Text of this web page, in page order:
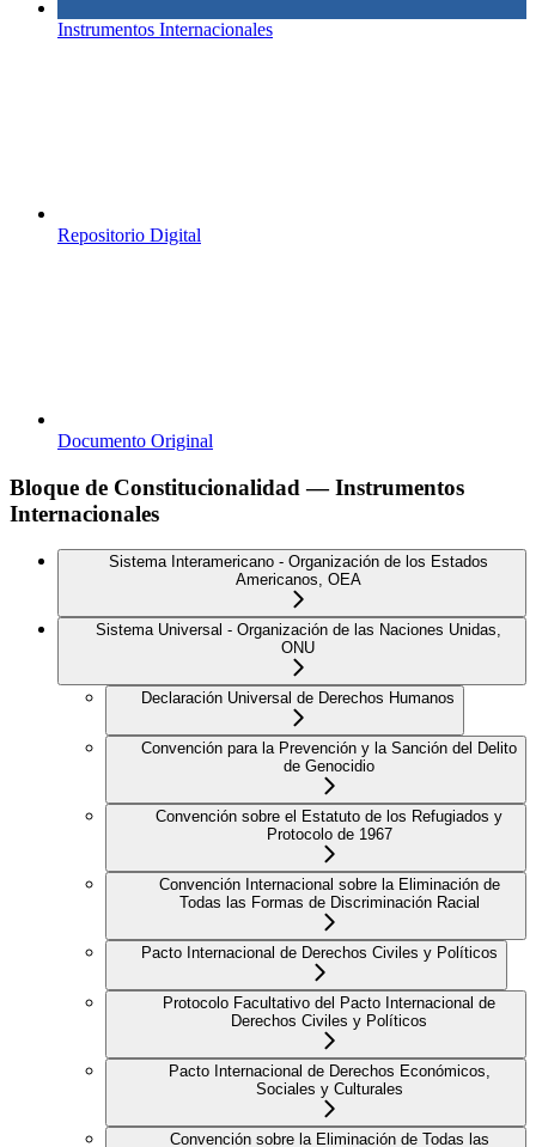
Instrumentos Internacionales
Repositorio Digital
Documento Original
Bloque de Constitucionalidad — Instrumentos
Internacionales
Sistema Interamericano - Organización de los Estados
Americanos, OEA
Sistema Universal - Organización de las Naciones Unidas,
ONU
Declaración Universal de Derechos Humanos
Convención para la Prevención y la Sanción del Delito
de Genocidio
Convención sobre el Estatuto de los Refugiados y
Protocolo de 1967
Convención Internacional sobre la Eliminación de
Todas las Formas de Discriminación Racial
Pacto Internacional de Derechos Civiles y Políticos
Protocolo Facultativo del Pacto Internacional de
Derechos Civiles y Políticos
Pacto Internacional de Derechos Económicos,
Sociales y Culturales
Convención sobre la Eliminación de Todas las